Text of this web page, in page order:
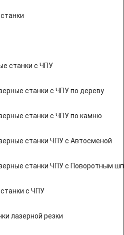
станки с ЧПУ
станки с ЧПУ по дереву
станки с ЧПУ по камню
станки ЧПУ с Автосменой
станки ЧПУ с Поворотным
с ЧПУ
лазерной резки